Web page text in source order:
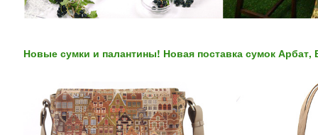
Новые сумки и палантины! Новая поставка сумок Арбат,